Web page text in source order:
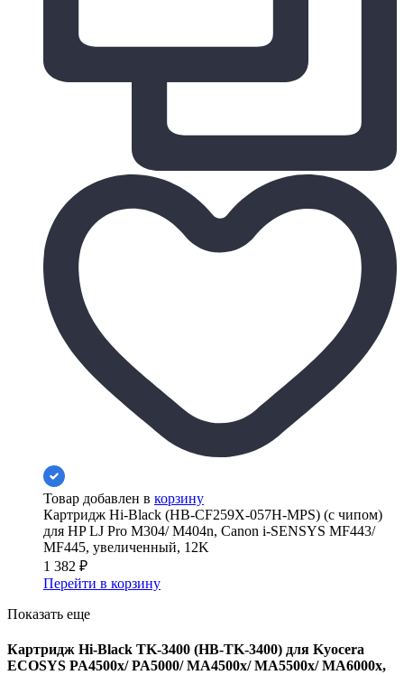
Товар добавлен в корзину
Картридж Hi-Black (HB-CF259X-057H-MPS) (с чипом)
для HP LJ Pro M304/ M404n, Canon i-SENSYS MF443/
MF445, увеличенный, 12K
1 382 ₽
Перейти в корзину
Показать еще
Картридж Hi-Black TK-3400 (HB-TK-3400) для Kyocera
ECOSYS PA4500x/ PA5000/ MA4500x/ MA5500x/ MA6000x,